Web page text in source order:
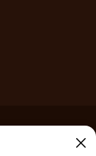
ผู้อ่านทุกท่านโปรดใช้